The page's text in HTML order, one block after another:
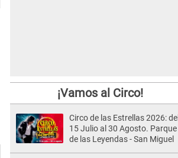
¡Vamos al Circo!
Circo de las Estrellas 2026: del
15 Julio al 30 Agosto. Parque
de las Leyendas - San Miguel